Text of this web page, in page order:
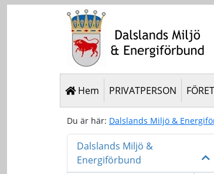
Hem PRIVATPERSON
Du är här: Dalslands Miljö &
Dalslands Miljö &
Energiförbund